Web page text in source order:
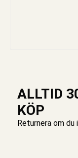
ALLTID
KÖP
Returnera om du